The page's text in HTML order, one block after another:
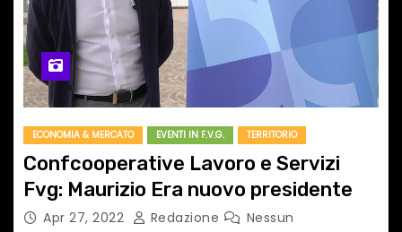
ECONOMIA & MERCATO EVENTI IN F.V.G. TERRITORIO
Confcooperative Lavoro e Servizi
Fvg: Maurizio Era nuovo presidente
Apr 27, 2022 Redazione
Nessun